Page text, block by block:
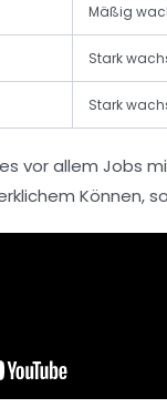
Mäßig
Stark
Stark
vor allem Jobs
Können,